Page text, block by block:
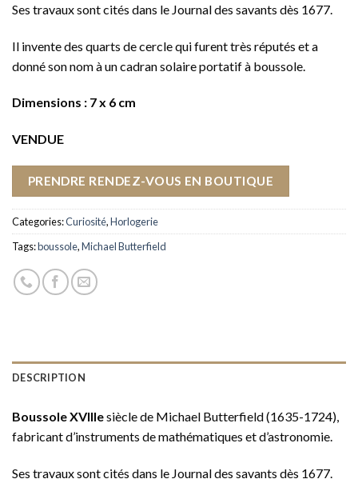
Ses travaux sont cités dans le Journal des savants dès 1677.
Il invente des quarts de cercle qui furent très réputés et a
donné son nom à un cadran solaire portatif à boussole.
Dimensions : 7 x 6 cm
VENDUE
PRENDRE RENDEZ-VOUS EN BOUTIQUE
Categories:Curiosité,Horlogerie
Tags:boussole,Michael Butterfield
DESCRIPTION
Boussole XVIIIesiècle de Michael Butterfield (1635-1724),
fabricant d’instruments de mathématiques et d’astronomie.
Ses travaux sont cités dans le Journal des savants dès 1677.